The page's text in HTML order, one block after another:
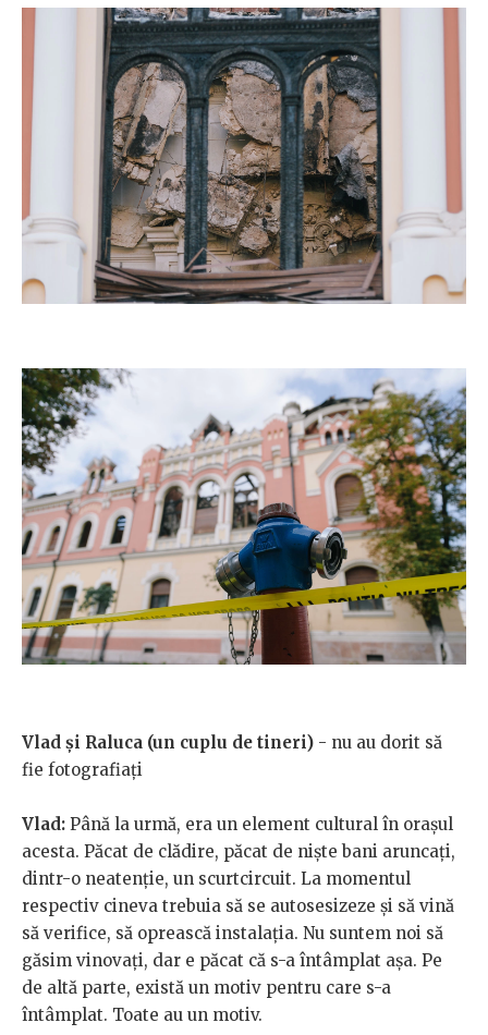
Vlad și Raluca (un cuplu de tineri) - nu au dorit să
fie fotografiați
Vlad: Până la urmă, era un element cultural în orașul
acesta. Păcat de clădire, păcat de niște bani aruncați,
dintr-o neatenție, un scurtcircuit. La momentul
respectiv cineva trebuia să se autosesizeze și să vină
să verifice, să oprească instalația. Nu suntem noi să
găsim vinovați, dar e păcat că s-a întâmplat așa. Pe
de altă parte, există un motiv pentru care s-a
întâmplat. Toate au un motiv.